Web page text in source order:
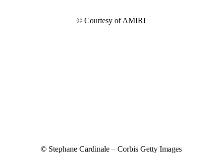
© Courtesy of AMIRI
© Stephane Cardinale – Corbis Getty Images